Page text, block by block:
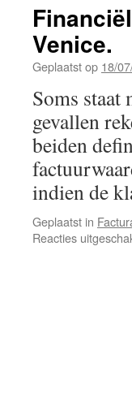
Venice.
Geplaatst op 18/
Soms staat
gevallen
beiden
indien de
Geplaatst in
Reacties